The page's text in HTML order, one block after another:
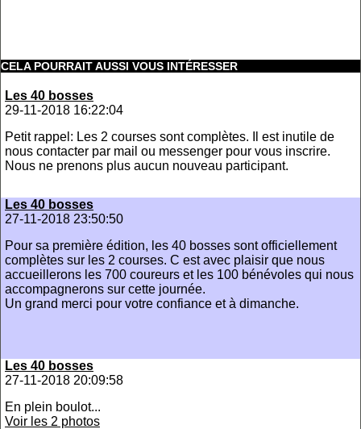
CELA POURRAIT AUSSI VOUS INTÉRESSER
Les 40 bosses
29-11-2018 16:22:04
Petit rappel: Les 2 courses sont complètes. Il est inutile de
nous contacter par mail ou messenger pour vous inscrire.
Nous ne prenons plus aucun nouveau participant.
Les 40 bosses
27-11-2018 23:50:50
Pour sa première édition, les 40 bosses sont officiellement
complètes sur les 2 courses. C est avec plaisir que nous
accueillerons les 700 coureurs et les 100 bénévoles qui nous
accompagnerons sur cette journée.
Un grand merci pour votre confiance et à dimanche.
Les 40 bosses
27-11-2018 20:09:58
En plein boulot...
Voir les 2 photos